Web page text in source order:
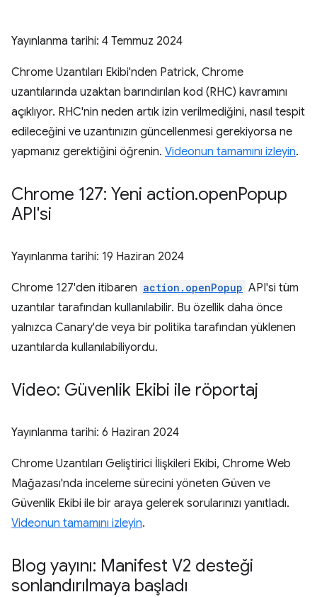
Yayınlanma tarihi: 4 Temmuz 2024
Chrome Uzantıları Ekibi'nden Patrick, Chrome
uzantılarında uzaktan barındırılan kod (RHC) kavramını
açıklıyor. RHC'nin neden artık izin verilmediğini, nasıl tespit
edileceğini ve uzantınızın güncellenmesi gerekiyorsa ne
yapmanız gerektiğini öğrenin. Videonun tamamını izleyin.
Chrome 127: Yeni action.openPopup
API'si
Yayınlanma tarihi: 19 Haziran 2024
Chrome 127'den itibaren action.openPopup API'si tüm
uzantılar tarafından kullanılabilir. Bu özellik daha önce
yalnızca Canary'de veya bir politika tarafından yüklenen
uzantılarda kullanılabiliyordu.
Video: Güvenlik Ekibi ile röportaj
Yayınlanma tarihi: 6 Haziran 2024
Chrome Uzantıları Geliştirici İlişkileri Ekibi, Chrome Web
Mağazası'nda inceleme sürecini yöneten Güven ve
Güvenlik Ekibi ile bir araya gelerek sorularınızı yanıtladı.
Videonun tamamını izleyin.
Blog yayını: Manifest V2 desteği
sonlandırılmaya başladı